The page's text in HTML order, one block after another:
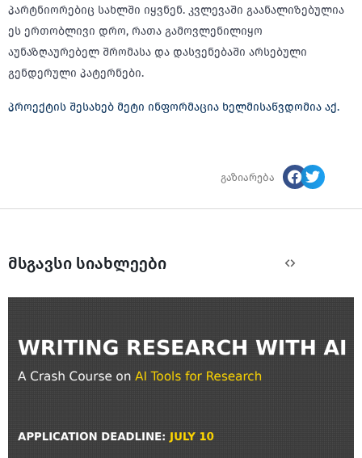
პარტნიორებიც სახლში იყვნენ. კვლევაში გაანალიზებულია
ეს ერთობლივი დრო, რათა გამოვლენილიყო
აუნაზღაურებელ შრომასა და დასვენებაში არსებული
გენდერული პატერნები.
პროექტის შესახებ მეტი ინფორმაცია ხელმისაწვდომია აქ.
გაზიარება
მსგავსი სიახლეები